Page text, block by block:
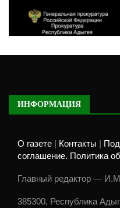
ИНФОРМАЦИЯ
О газете Контакты
соглашение. Политика
Главный редактор —
385300, Республика